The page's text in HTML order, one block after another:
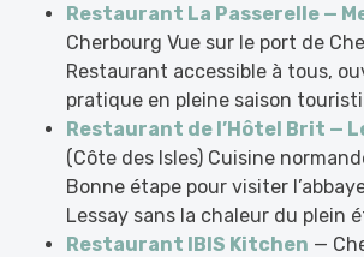
Restaurant La Passerelle —
Cherbourg Vue sur le port de
Restaurant accessible à tous,
pratique en pleine saison
Restaurant de l’Hôtel Brit —
(Côte des Isles) Cuisine
Bonne étape pour visiter
Lessay sans la chaleur du plein
Restaurant IBIS Kitchen —